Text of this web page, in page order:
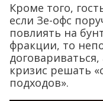
Кроме того,
если Зе-офс
повлиять на
фракции, то
кризис решать
подходов».